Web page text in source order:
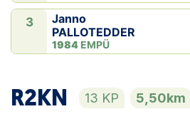
3
Janno
PALLOTEDDER
1984 EMPÜ
R2KN 13 KP 5,50km